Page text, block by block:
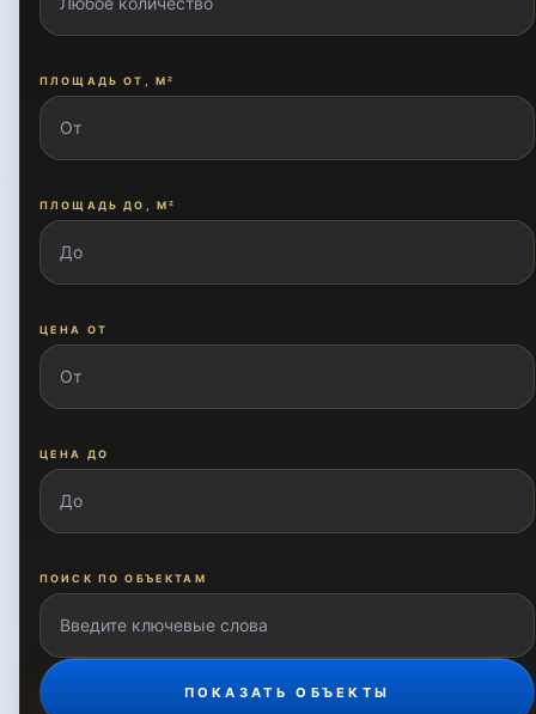
Кипчак
Куйлюк-3
Нугойкургон
ПЛОЩАДЬ ОТ, М²
ПЛОЩАДЬ ДО, М²
ЦЕНА ОТ
ЦЕНА ДО
ПОИСК ПО ОБЪЕКТАМ
ПОКАЗАТЬ ОБЪЕКТЫ